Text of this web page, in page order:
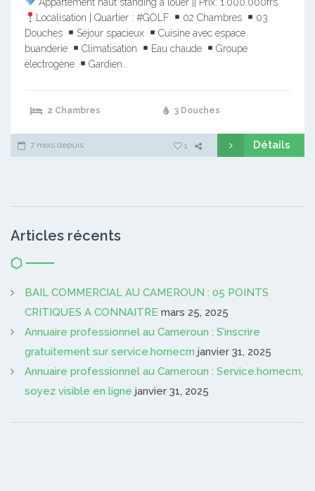
Localisation | Quartier : #GOLF
02 Chambres
03
Douches
Séjour spacieux
Cuisine avec espace
buanderie
Climatisation Eau chaude
Groupe
électrogène
Gardien…
2 Chambres 3 Douches
7 mois depuis 1 Détails
Articles récents
BAIL COMMERCIAL AU CAMEROUN : 05 POINTS
CRITIQUES A CONNAITRE mars 25, 2025
Annuaire professionnel au Cameroun : S’inscrire
gratuitement sur service.homecm janvier 31, 2025
Annuaire professionnel au Cameroun : Service.homecm,
soyez visible en ligne janvier 31, 2025